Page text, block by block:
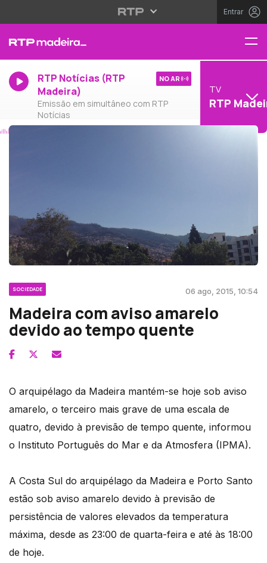
Entrar
RTP Notícias (RTP
Madeira)
Emissão em simultâneo com RTP
Notícias
NO AR
TV
RTP
SOCIEDADE 06 ago, 2015, 10:54
Madeira com aviso amarelo
devido ao tempo quente
O arquipélago da Madeira mantém-se hoje sob aviso
amarelo, o terceiro mais grave de uma escala de
quatro, devido à previsão de tempo quente, informou
o Instituto Português do Mar e da Atmosfera (IPMA).
A Costa Sul do arquipélago da Madeira e Porto Santo
estão sob aviso amarelo devido à previsão de
persistência de valores elevados da temperatura
máxima, desde as 23:00 de quarta-feira e até às 18:00
de hoje.